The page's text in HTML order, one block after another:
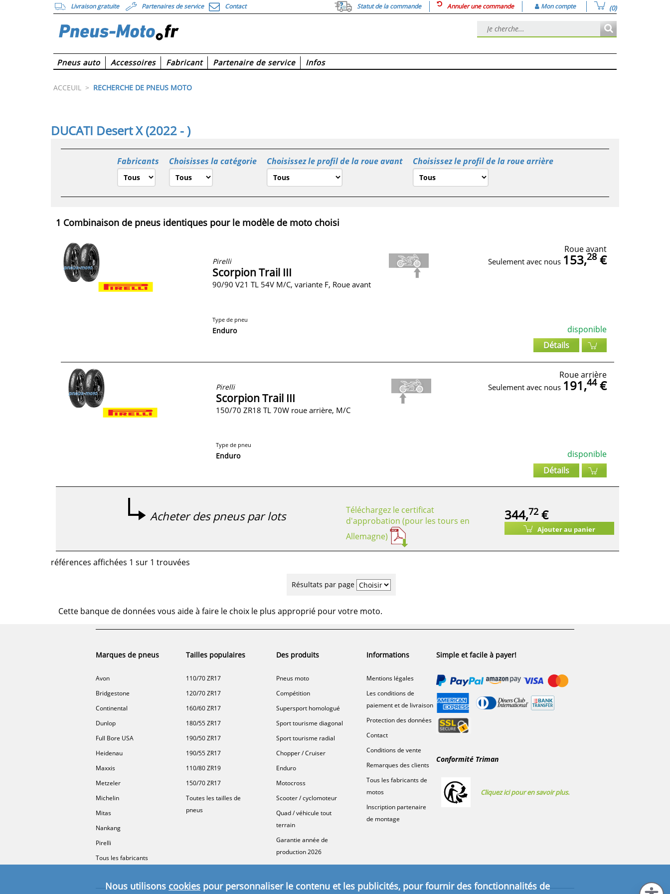
Livraison gratuite Partenaires de service Contact Statut de la commande Annuler une commande Mon compte (0)
Pneus auto Accessoires Fabricant Partenaire de service Infos
ACCEUIL > RECHERCHE DE PNEUS MOTO
DUCATI Desert X (2022 - )
Fabricants Choisisses la catégorie Choisissez le profil de la roue avant Choisissez le profil de la roue arrière
1 Combinaison de pneus identiques pour le modèle de moto choisi
Pirelli
Scorpion Trail III
90/90 V21 TL 54V M/C, variante F, Roue avant
Type de pneu
Enduro
Roue avant
Seulement avec nous 153,28€
disponible
Détails
Pirelli
Scorpion Trail III
150/70 ZR18 TL 70W roue arrière, M/C
Type de pneu
Enduro
Roue arrière
Seulement avec nous 191,44€
disponible
Détails
Acheter des pneus par lots
Téléchargez le certificat
d'approbation (pour les tours en
Allemagne)
344,72 €
Ajouter au panier
références affichées 1 sur 1 trouvées
Résultats par page
Cette banque de données vous aide à faire le choix le plus approprié pour votre moto.
Marques de pneus
Avon
Bridgestone
Continental
Dunlop
Full Bore USA
Heidenau
Maxxis
Metzeler
Michelin
Mitas
Nankang
Pirelli
Tous les fabricants
Tailles populaires
110/70 ZR17
120/70 ZR17
160/60 ZR17
180/55 ZR17
190/50 ZR17
190/55 ZR17
110/80 ZR19
150/70 ZR17
Toutes les tailles de
pneus
Des produits
Pneus moto
Compétition
Supersport homologué
Sport tourisme diagonal
Sport tourisme radial
Chopper / Cruiser
Enduro
Motocross
Scooter / cyclomoteur
Quad / véhicule tout
terrain
Garantie année de
production 2026
Informations
Mentions légales
Les conditions de
paiement et de livraison
Protection des données
Contact
Conditions de vente
Remarques des clients
Tous les fabricants de
motos
Inscription partenaire
de montage
Simple et facile à payer!
Conformité Triman
Cliquez ici pour en savoir plus.
Nous utilisonscookiespour personnaliser le contenu et les publicités, pour fournir des fonctionnalités de